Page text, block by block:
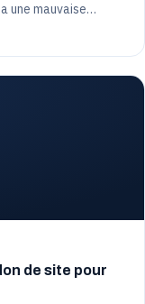
une mauvaise
de recherche
de site pour